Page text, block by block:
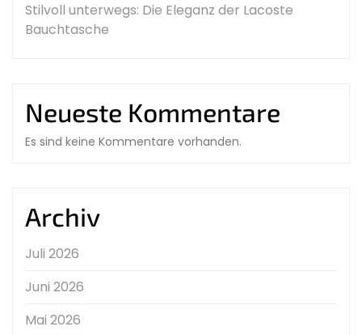
Stilvoll unterwegs: Die Eleganz der Lacoste
Bauchtasche
Neueste Kommentare
Es sind keine Kommentare vorhanden.
Archiv
Juli 2026
Juni 2026
Mai 2026